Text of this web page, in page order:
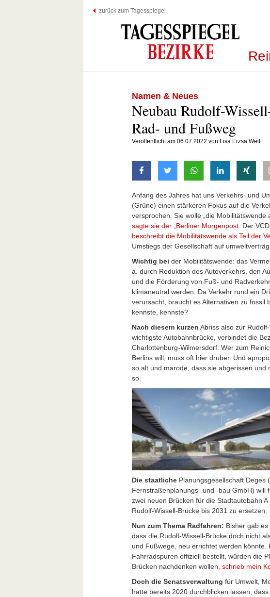
zurück zum Tagesspiegel
Namen & Neues
Neubau Rudolf-
Rad- und Fußweg
Veröffentlicht am 06.07.2022 von Lisa Erzsa Weil
auf Facebook teilen
auf Twitter teilen
mit Whatsapp teilen
auf LinkedIn
auf
Anfang des Jahres hat uns Verkehrs- und
(Grüne) einen stärkeren Fokus auf die
versprochen. Sie wolle „die Mobilitätswende
sagte sie der „Berliner Morgenpost. Der
beschreibt die Mobilitätswende als Teil der
Umstiegs der Gesellschaft auf
Wichtig bei der Mobilitätswende: das
a. durch Reduktion des Autoverkehrs, den
und die Förderung von Fuß- und
klimaneutral werden. Da Verkehr rund ein
verursacht, braucht es Alternativen zu fossil
kennste, kennste?
Nach diesem kurzen Abriss also zur
wichtigste Autobahnbrücke, verbindet die
Charlottenburg-Wilmersdorf. Wer zum
Berlins will, muss oft hier drüber. Und
so alt und marode, dass sie abgerissen
so.
Die staatliche Planungsgesellschaft Deges (
Fernstraßenplanungs- und -bau GmbH) will
zwei neuen Brücken für die Stadtautobahn
Rudolf-Wissell-Brücke bis 2031 zu ersetzen.
Nun zum Thema Radfahren: Bisher gab es
dass die Rudolf-Wissell-Brücke doch nicht
und Fußwege, neu errichtet werden könnte.
Fahrradspuren offiziell bestellt, würden die
Brücken nachdenken wollen, schrieb mein
Doch die Senatsverwaltung für Umwelt,
hatte bereits 2020 durchblicken lassen,